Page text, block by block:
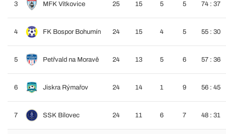
3 MFK Vítkovice 25 15 5 5 74 : 37
4 FK Bospor Bohumín 24 15 4 5 55 : 30
5 Petřvald na Moravě 24 13 5 6 57 : 36
6 Jiskra Rýmařov 24 14 1 9 56 : 45
7 SSK Bílovec 24 11 6 7 48 : 31